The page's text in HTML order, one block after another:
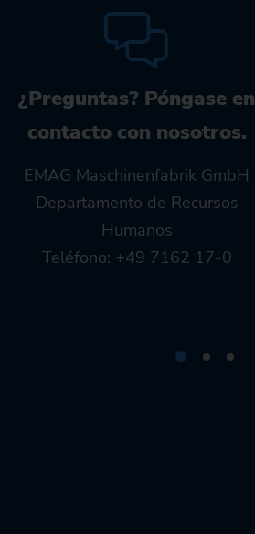
¿Preguntas? Póngase en
contacto con nosotros.
EMAG Maschinenfabrik GmbH
Departamento de Recursos
Humanos
Teléfono: +49 7162 17-0